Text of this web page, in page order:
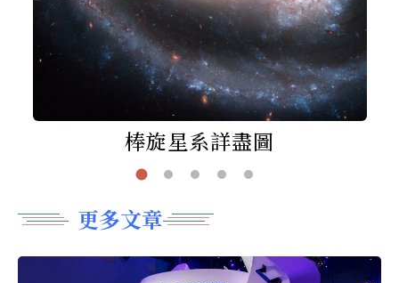
棒旋星系詳盡圖
更多文章